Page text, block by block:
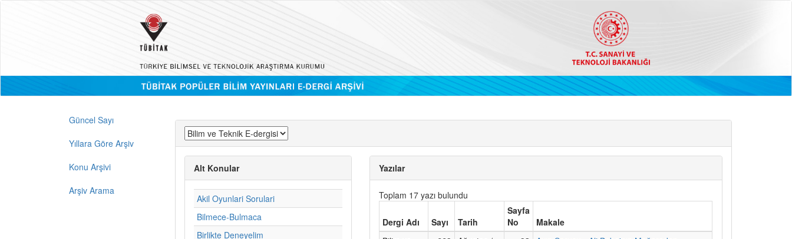
Güncel Sayı
Yıllara Göre Arşiv
Konu Arşivi
Arşiv Arama
Alt Konular
Akil Oyunlari Sorulari
Bilmece-Bulmaca
Birlikte Deneyelim
Yazılar
Toplam 17 yazı bulundu
Dergi Adı Sayı Tarih
Sayfa
No
Makale